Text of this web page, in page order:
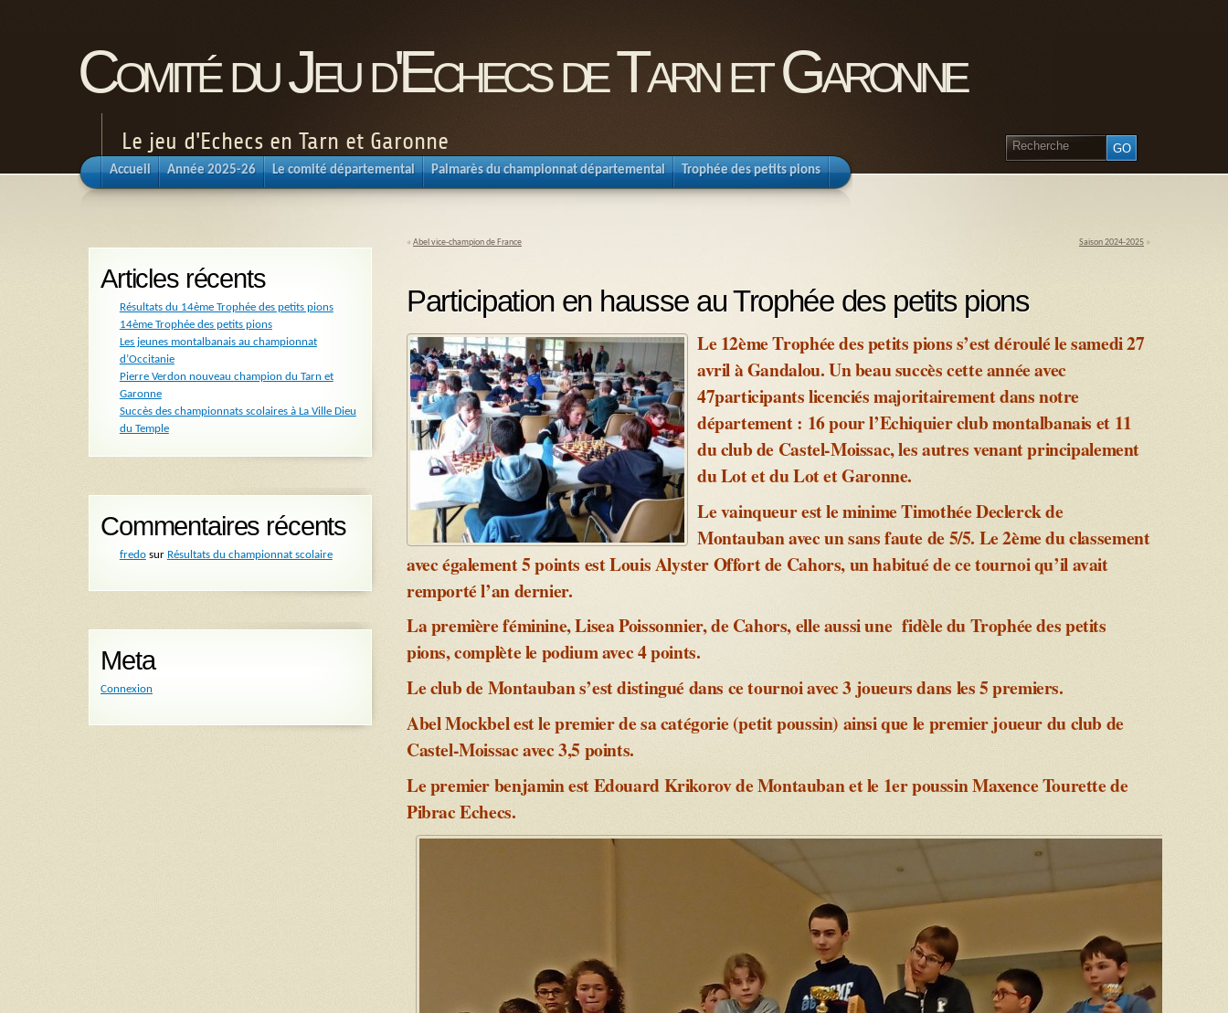
Comité du Jeu d'Echecs de Tarn et Garonne
Le jeu d'Echecs en Tarn et Garonne
Accueil Année 2025-26 Le comité départemental Palmarès du championnat départemental Trophée des petits pions
« Abel vice-champion de France Saison 2024-2025 »
Participation en hausse au Trophée des petits pions
Le 12ème Trophée des petits pions s’est déroulé le samedi 27
avril à Gandalou. Un beau succès cette année avec
47participants licenciés majoritairement dans notre
département : 16 pour l’Echiquier club montalbanais et 11
du club de Castel-Moissac, les autres venant principalement
du Lot et du Lot et Garonne.
Le vainqueur est le minime Timothée Declerck de
Montauban avec un sans faute de 5/5. Le 2ème du classement
avec également 5 points est Louis Alyster Offort de Cahors, un habitué de ce tournoi qu’il avait
remporté l’an dernier.
La première féminine, Lisea Poissonnier, de Cahors, elle aussi une fidèle du Trophée des petits
pions, complète le podium avec 4 points.
Le club de Montauban s’est distingué dans ce tournoi avec 3 joueurs dans les 5 premiers.
Abel Mockbel est le premier de sa catégorie (petit poussin) ainsi que le premier joueur du club de
Castel-Moissac avec 3,5 points.
Le premier benjamin est Edouard Krikorov de Montauban et le 1er poussin Maxence Tourette de
Pibrac Echecs.
Articles récents
Résultats du 14ème Trophée des petits pions
14ème Trophée des petits pions
Les jeunes montalbanais au championnat
d’Occitanie
Pierre Verdon nouveau champion du Tarn et
Garonne
Succès des championnats scolaires à La Ville Dieu
du Temple
Commentaires récents
fredosur Résultats du championnat scolaire
Meta
Connexion